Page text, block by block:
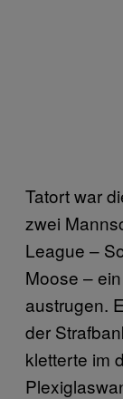
Tatort war
zwei
League –
Moose –
austrugen.
der
kletterte im